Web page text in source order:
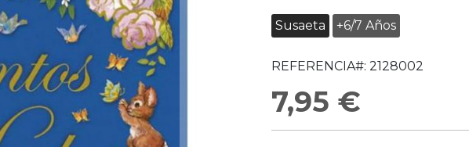
Susaeta +6/7 Años
REFERENCIA#: 2128002
7,95 €
galería
imágenes